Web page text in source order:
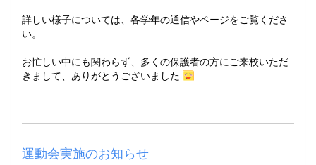
詳しい様子については、各学年の通信やページをご覧くださ
い。
お忙しい中にも関わらず、多くの保護者の方にご来校いただ
きまして、ありがとうございました
運動会実施のお知らせ